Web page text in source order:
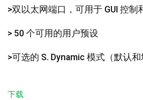
>双以太网端口，可用于 GUI 控制
> 50 个可用的用户预设
>可选的 S. Dynamic 模式（默认和
下载